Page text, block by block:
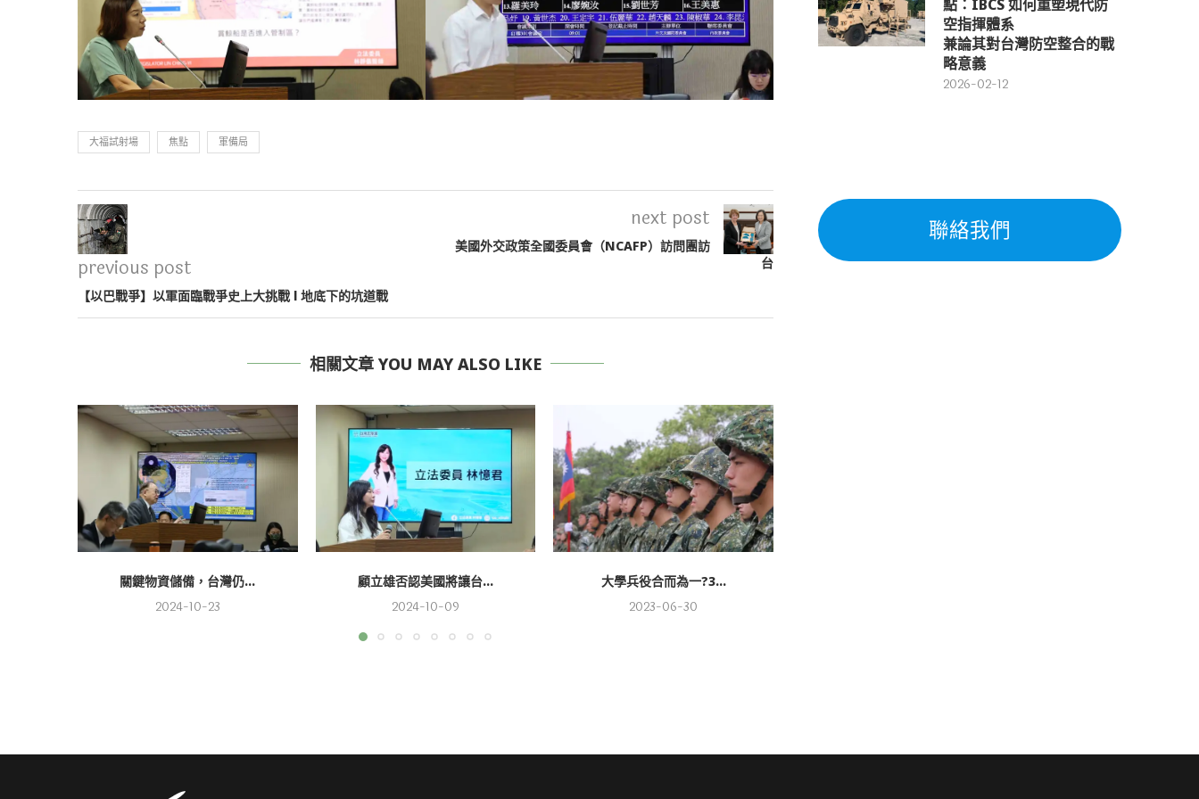
大福試射場 焦點 軍備局
previous post
【以巴戰爭】以軍面臨戰爭史上大挑戰 l 地底下的坑道戰
next post
美國外交政策全國委員會（NCAFP）訪問團訪
台
相關文章 YOU MAY ALSO LIKE
關鍵物資儲備，台灣仍...
2024-10-23
顧立雄否認美國將讓台...
2024-10-09
大學兵役合而為一?3...
2023-06-30
點：IBCS 如何重塑現代防
空指揮體系
兼論其對台灣防空整合的戰
略意義
2026-02-12
聯絡我們